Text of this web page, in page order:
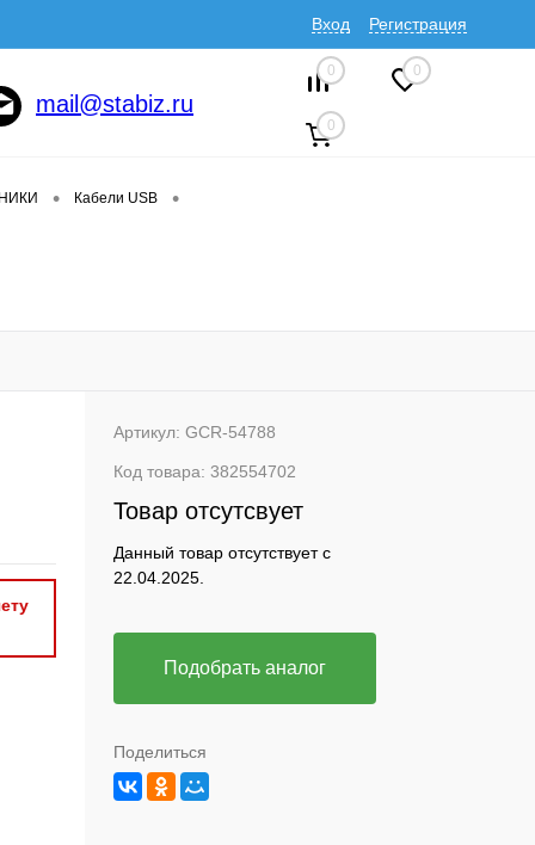
Вход Регистрация
mail@stabiz.ru
0 0
0
• Кабели USB •
Артикул: GCR-54788
Код товара: 382554702
Товар отсутсвует
Данный товар отсутствует с
22.04.2025.
Подобрать аналог
Поделиться